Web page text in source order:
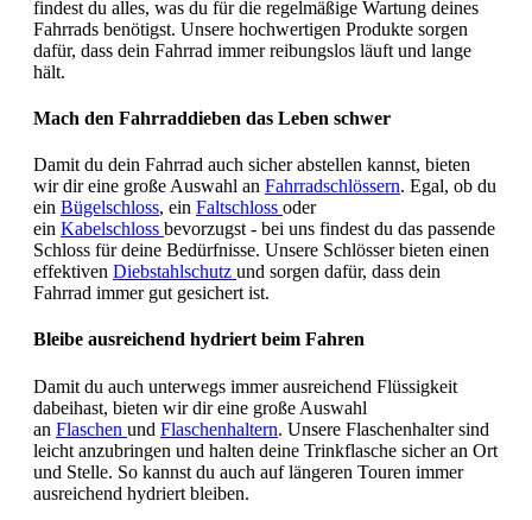
findest du alles, was du für die regelmäßige Wartung deines
Fahrrads benötigst. Unsere hochwertigen Produkte sorgen
dafür, dass dein Fahrrad immer reibungslos läuft und lange
hält.
Mach den Fahrraddieben das Leben schwer
Damit du dein Fahrrad auch sicher abstellen kannst, bieten
wir dir eine große Auswahl an Fahrradschlössern. Egal, ob du
ein Bügelschloss, ein Faltschloss oder
ein Kabelschloss bevorzugst - bei uns findest du das passende
Schloss für deine Bedürfnisse. Unsere Schlösser bieten einen
effektiven Diebstahlschutz und sorgen dafür, dass dein
Fahrrad immer gut gesichert ist.
Bleibe ausreichend hydriert beim Fahren
Damit du auch unterwegs immer ausreichend Flüssigkeit
dabeihast, bieten wir dir eine große Auswahl
an Flaschen und Flaschenhaltern. Unsere Flaschenhalter sind
leicht anzubringen und halten deine Trinkflasche sicher an Ort
und Stelle. So kannst du auch auf längeren Touren immer
ausreichend hydriert bleiben.